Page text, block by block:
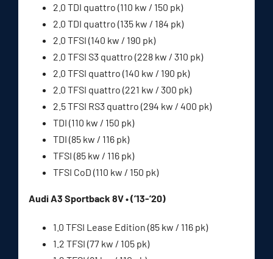
2.0 TDI quattro (110 kw / 150 pk)
2.0 TDI quattro (135 kw / 184 pk)
2.0 TFSI (140 kw / 190 pk)
2.0 TFSI S3 quattro (228 kw / 310 pk)
2.0 TFSI quattro (140 kw / 190 pk)
2.0 TFSI quattro (221 kw / 300 pk)
2.5 TFSI RS3 quattro (294 kw / 400 pk)
TDI (110 kw / 150 pk)
TDI (85 kw / 116 pk)
TFSI (85 kw / 116 pk)
TFSI CoD (110 kw / 150 pk)
Audi A3 Sportback 8V • (’13-’20)
1.0 TFSI Lease Edition (85 kw / 116 pk)
1.2 TFSI (77 kw / 105 pk)